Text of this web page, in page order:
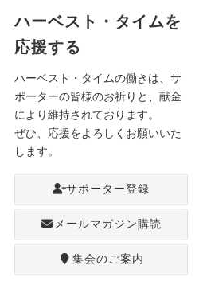
ハーベスト・タイムを
応援する
ハーベスト・タイムの働きは、サ
ポーターの皆様のお祈りと、献金
により維持されております。
ぜひ、応援をよろしくお願いいた
します。
サポーター登録
メールマガジン購読
集会のご案内